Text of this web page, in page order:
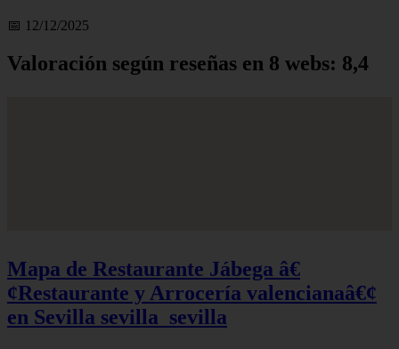
📅 12/12/2025
Valoración según reseñas en 8 webs: 8,4
Mapa de Restaurante Jábega â€
¢Restaurante y Arrocería valencianaâ€¢
en Sevilla sevilla_sevilla